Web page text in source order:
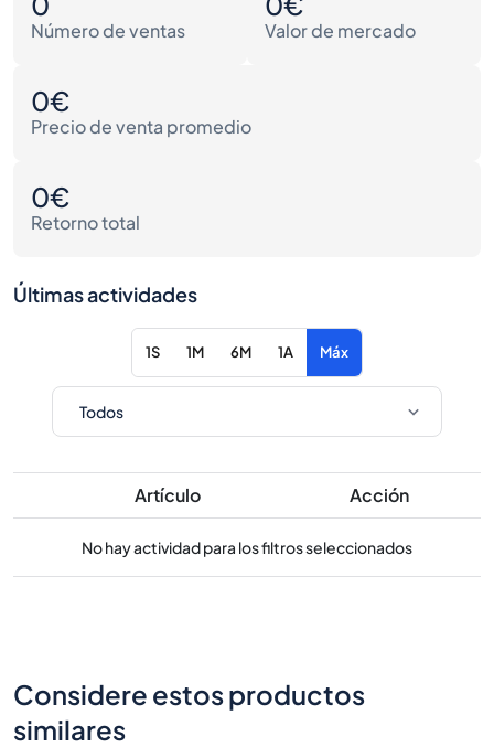
Número de ventas Valor de mercado
0€
Precio de venta promedio
0€
Retorno total
Últimas actividades
1S 1M 6M 1A Máx
Artículo Acción
No hay actividad para los filtros seleccionados
Considere estos productos
similares